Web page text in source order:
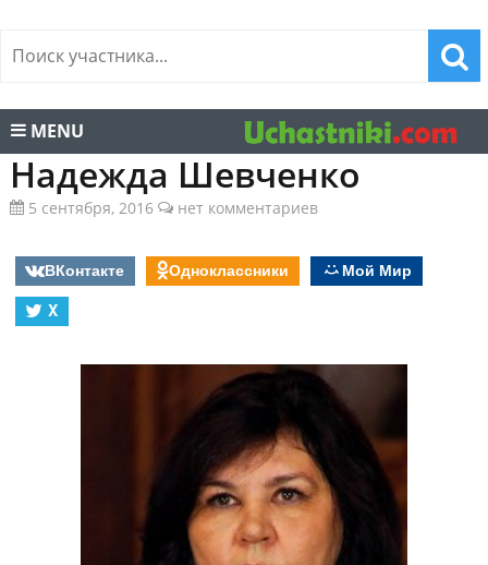
MENU
Надежда Шевченко
5 сентября, 2016 нет комментариев
ВКонтакте Одноклассники
Мой Мир
X